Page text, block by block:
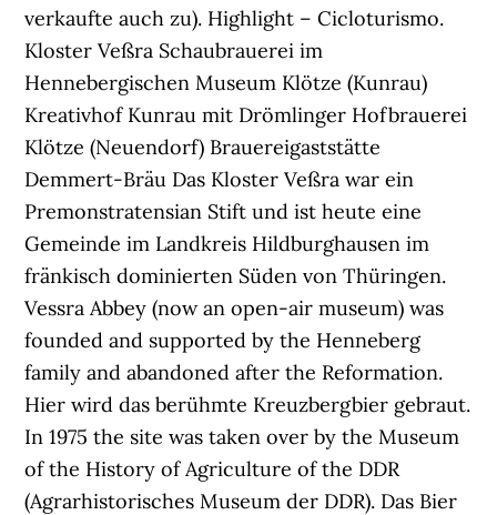
verkaufte auch zu). Highlight – Cicloturismo.
Kloster Veßra Schaubrauerei im
Hennebergischen Museum Klötze (Kunrau)
Kreativhof Kunrau mit Drömlinger Hofbrauerei
Klötze (Neuendorf) Brauereigaststätte
Demmert-Bräu Das Kloster Veßra war ein
Premonstratensian Stift und ist heute eine
Gemeinde im Landkreis Hildburghausen im
fränkisch dominierten Süden von Thüringen.
Vessra Abbey (now an open-air museum) was
founded and supported by the Henneberg
family and abandoned after the Reformation.
Hier wird das berühmte Kreuzbergbier gebraut.
In 1975 the site was taken over by the Museum
of the History of Agriculture of the DDR
(Agrarhistorisches Museum der DDR). Das Bier